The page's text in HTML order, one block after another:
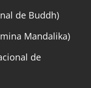
de Buddh)
Mandalika)
de